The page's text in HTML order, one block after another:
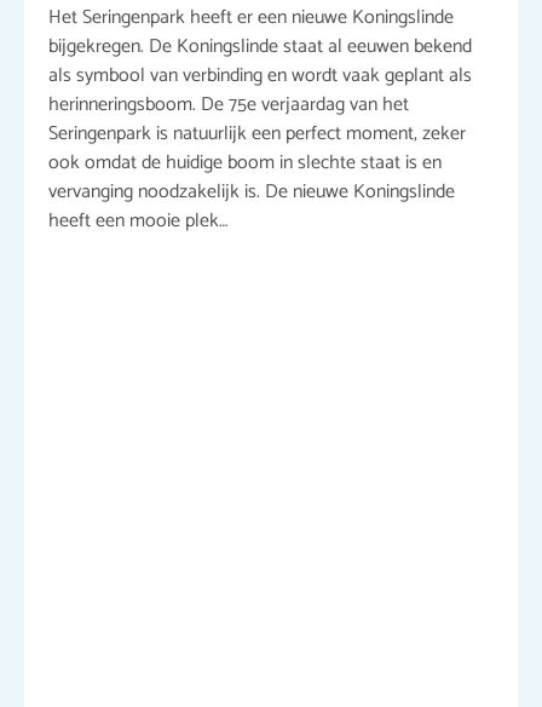
Het Seringenpark heeft er een nieuwe Koningslinde
bijgekregen. De Koningslinde staat al eeuwen bekend
als symbool van verbinding en wordt vaak geplant als
herinneringsboom. De 75e verjaardag van het
Seringenpark is natuurlijk een perfect moment, zeker
ook omdat de huidige boom in slechte staat is en
vervanging noodzakelijk is. De nieuwe Koningslinde
heeft een mooie plek…